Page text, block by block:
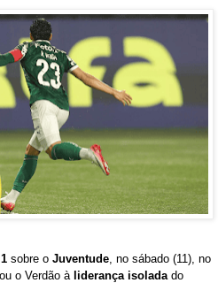
sobre o Juventude , no sábado (11), no
o Verdão à liderança isolada do